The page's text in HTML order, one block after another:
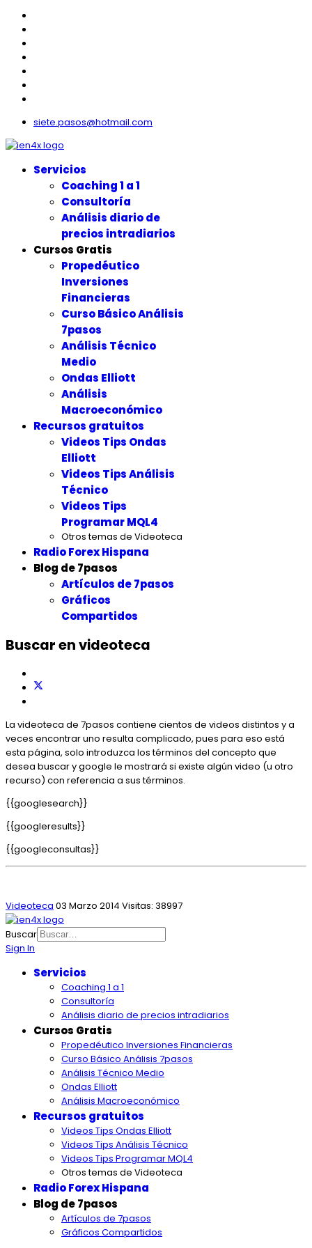
siete.pasos@hotmail.com
Servicios
Coaching 1 a 1
Consultoría
Análisis diario de
precios intradiarios
Cursos Gratis
Propedéutico
Inversiones
Financieras
Curso Básico Análisis
7pasos
Análisis Técnico
Medio
Ondas Elliott
Análisis
Macroeconómico
Recursos gratuitos
Videos Tips Ondas
Elliott
Videos Tips Análisis
Técnico
Videos Tips
Programar MQL4
Otros temas de Videoteca
Radio Forex Hispana
Blog de 7pasos
Artículos de 7pasos
Gráficos
Compartidos
Buscar en videoteca
La videoteca de 7pasos contiene cientos de videos distintos y a
veces encontrar uno resulta complicado, pues para eso está
esta página, solo introduzca los términos del concepto que
desea buscar y google le mostrará si existe algún video (u otro
recurso) con referencia a sus términos.
{{googlesearch}}
{{googleresults}}
{{googleconsultas}}
Videoteca 03 Marzo 2014 Visitas: 38997
Buscar
Sign In
Servicios
Coaching 1 a 1
Consultoría
Análisis diario de precios intradiarios
Cursos Gratis
Propedéutico Inversiones Financieras
Curso Básico Análisis 7pasos
Análisis Técnico Medio
Ondas Elliott
Análisis Macroeconómico
Recursos gratuitos
Videos Tips Ondas Elliott
Videos Tips Análisis Técnico
Videos Tips Programar MQL4
Otros temas de Videoteca
Radio Forex Hispana
Blog de 7pasos
Artículos de 7pasos
Gráficos Compartidos